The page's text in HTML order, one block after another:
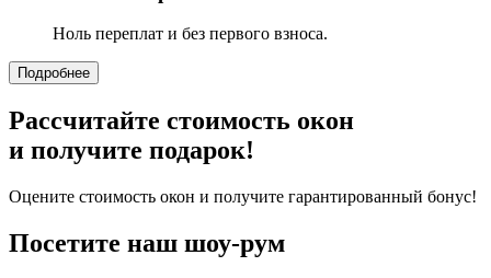
Ноль переплат и без первого взноса.
Подробнее
Рассчитайте стоимость окон
и получите подарок!
Оцените стоимость окон и получите гарантированный бонус!
Посетите наш шоу-рум